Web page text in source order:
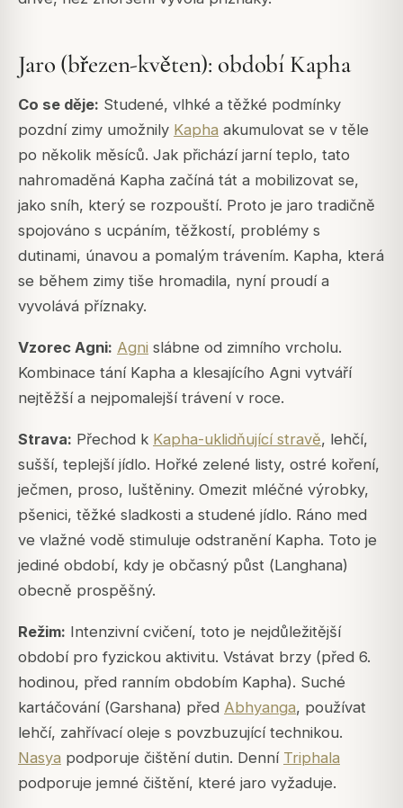
Jaro (březen-květen): období Kapha
Co se děje: Studené, vlhké a těžké podmínky
pozdní zimy umožnily Kapha akumulovat se v těle
po několik měsíců. Jak přichází jarní teplo, tato
nahromaděná Kapha začíná tát a mobilizovat se,
jako sníh, který se rozpouští. Proto je jaro tradičně
spojováno s ucpáním, těžkostí, problémy s
dutinami, únavou a pomalým trávením. Kapha, která
se během zimy tiše hromadila, nyní proudí a
vyvolává příznaky.
Vzorec Agni: Agni slábne od zimního vrcholu.
Kombinace tání Kapha a klesajícího Agni vytváří
nejtěžší a nejpomalejší trávení v roce.
Strava: Přechod k Kapha-uklidňující stravě, lehčí,
sušší, teplejší jídlo. Hořké zelené listy, ostré koření,
ječmen, proso, luštěniny. Omezit mléčné výrobky,
pšenici, těžké sladkosti a studené jídlo. Ráno med
ve vlažné vodě stimuluje odstranění Kapha. Toto je
jediné období, kdy je občasný půst (Langhana)
obecně prospěšný.
Režim: Intenzivní cvičení, toto je nejdůležitější
období pro fyzickou aktivitu. Vstávat brzy (před 6.
hodinou, před ranním obdobím Kapha). Suché
kartáčování (Garshana) před Abhyanga, používat
lehčí, zahřívací oleje s povzbuzující technikou.
Nasya podporuje čištění dutin. Denní Triphala
podporuje jemné čištění, které jaro vyžaduje.